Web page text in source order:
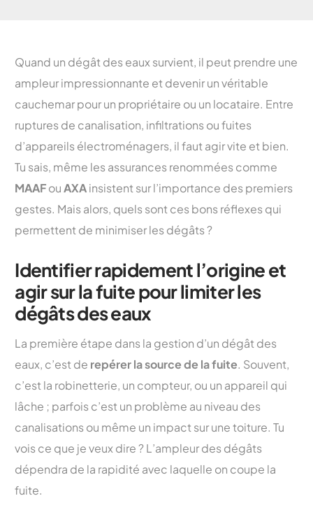
Quand un dégât des eaux survient, il peut prendre une
ampleur impressionnante et devenir un véritable
cauchemar pour un propriétaire ou un locataire. Entre
ruptures de canalisation, infiltrations ou fuites
d’appareils électroménagers, il faut agir vite et bien.
Tu sais, même les assurances renommées comme
MAAFouAXAinsistent sur l’importance des premiers
gestes. Mais alors, quels sont ces bons réflexes qui
permettent de minimiser les dégâts ?
Identifier rapidement l’origine et
agir sur la fuite pour limiter les
dégâts des eaux
La première étape dans la gestion d’un dégât des
eaux, c’est de repérer la source de la fuite. Souvent,
c’est la robinetterie, un compteur, ou un appareil qui
lâche ; parfois c’est un problème au niveau des
canalisations ou même un impact sur une toiture. Tu
vois ce que je veux dire ? L’ampleur des dégâts
dépendra de la rapidité avec laquelle on coupe la
fuite.